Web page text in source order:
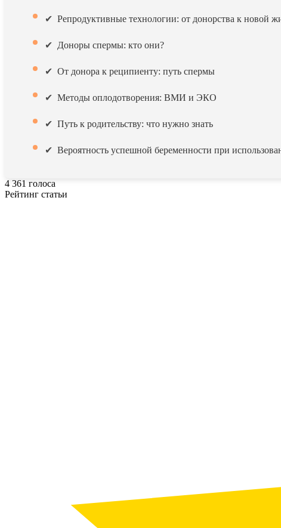
Репродуктивные технологии: от донорства к новой
Доноры спермы: кто они?
От донора к реципиенту: путь спермы
Методы оплодотворения: ВМИ и ЭКО
Путь к родительству: что нужно знать
Вероятность успешной беременности при
4 361 голоса
Рейтинг статьи